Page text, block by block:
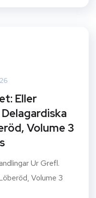
Eller
Volume 3
Ur Grefl.
Volume 3